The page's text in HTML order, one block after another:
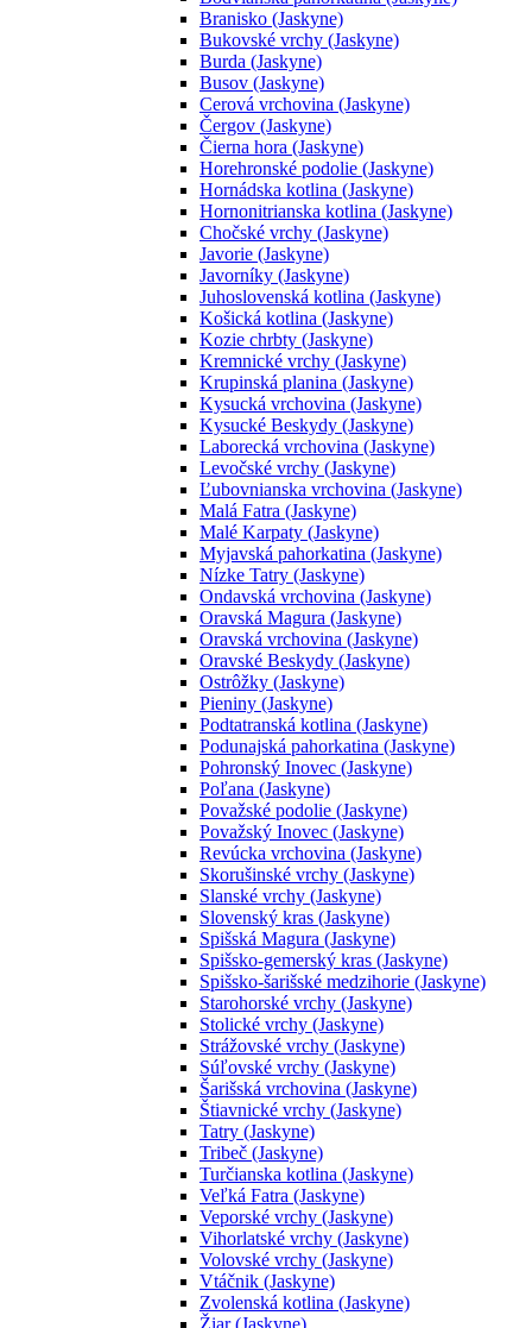
Branisko (Jaskyne)
Bukovské vrchy (Jaskyne)
Burda (Jaskyne)
Busov (Jaskyne)
Cerová vrchovina (Jaskyne)
Čergov (Jaskyne)
Čierna hora (Jaskyne)
Horehronské podolie (Jaskyne)
Hornádska kotlina (Jaskyne)
Hornonitrianska kotlina (Jaskyne)
Chočské vrchy (Jaskyne)
Javorie (Jaskyne)
Javorníky (Jaskyne)
Juhoslovenská kotlina (Jaskyne)
Košická kotlina (Jaskyne)
Kozie chrbty (Jaskyne)
Kremnické vrchy (Jaskyne)
Krupinská planina (Jaskyne)
Kysucká vrchovina (Jaskyne)
Kysucké Beskydy (Jaskyne)
Laborecká vrchovina (Jaskyne)
Levočské vrchy (Jaskyne)
Ľubovnianska vrchovina (Jaskyne)
Malá Fatra (Jaskyne)
Malé Karpaty (Jaskyne)
Myjavská pahorkatina (Jaskyne)
Nízke Tatry (Jaskyne)
Ondavská vrchovina (Jaskyne)
Oravská Magura (Jaskyne)
Oravská vrchovina (Jaskyne)
Oravské Beskydy (Jaskyne)
Ostrôžky (Jaskyne)
Pieniny (Jaskyne)
Podtatranská kotlina (Jaskyne)
Podunajská pahorkatina (Jaskyne)
Pohronský Inovec (Jaskyne)
Poľana (Jaskyne)
Považské podolie (Jaskyne)
Považský Inovec (Jaskyne)
Revúcka vrchovina (Jaskyne)
Skorušinské vrchy (Jaskyne)
Slanské vrchy (Jaskyne)
Slovenský kras (Jaskyne)
Spišská Magura (Jaskyne)
Spišsko-gemerský kras (Jaskyne)
Spišsko-šarišské medzihorie (Jaskyne)
Starohorské vrchy (Jaskyne)
Stolické vrchy (Jaskyne)
Strážovské vrchy (Jaskyne)
Súľovské vrchy (Jaskyne)
Šarišská vrchovina (Jaskyne)
Štiavnické vrchy (Jaskyne)
Tatry (Jaskyne)
Tribeč (Jaskyne)
Turčianska kotlina (Jaskyne)
Veľká Fatra (Jaskyne)
Veporské vrchy (Jaskyne)
Vihorlatské vrchy (Jaskyne)
Volovské vrchy (Jaskyne)
Vtáčnik (Jaskyne)
Zvolenská kotlina (Jaskyne)
Žiar (Jaskyne)